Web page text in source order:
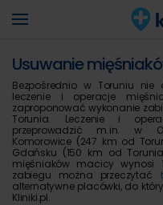
Usuwanie
Bezpośrednio w Toruniu
leczenie i operacje
zaproponować wykonanie
Torunia. Leczenie i
przeprowadzić m.in. w
Komorowice (247 km od
Gdańsku (150 km od
mięśniaków macicy wynosi
zabiegu można przeczytać
alternatywne placówki, do
Kliniki.pl.